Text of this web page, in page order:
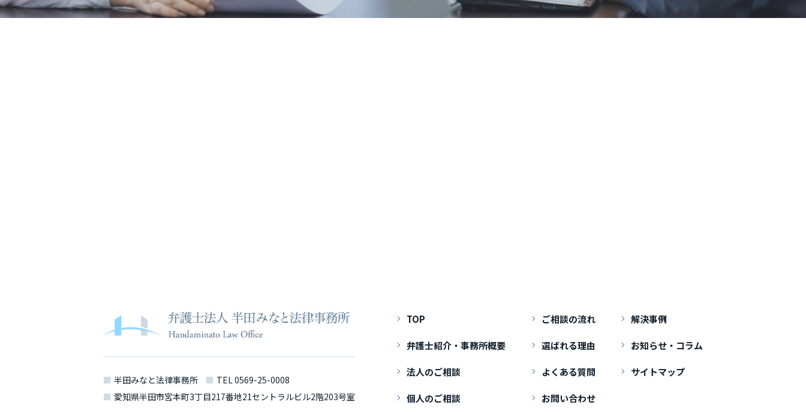
半田みなと法律事務所 TEL0569-25-0008
愛知県半田市宮本町3丁目217番地21セントラルビル2階203号室
TOP
弁護士紹介・事務所概要
法人のご相談
個人のご相談
ご相談の流れ
選ばれる理由
よくある質問
お問い合わせ
解決事例
お知らせ・コラム
サイトマップ